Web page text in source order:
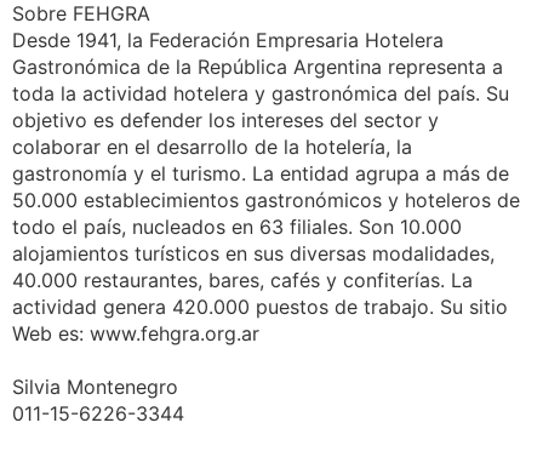
Sobre FEHGRA
Desde 1941, la Federación Empresaria Hotelera
Gastronómica de la República Argentina representa a
toda la actividad hotelera y gastronómica del país. Su
objetivo es defender los intereses del sector y
colaborar en el desarrollo de la hotelería, la
gastronomía y el turismo. La entidad agrupa a más de
50.000 establecimientos gastronómicos y hoteleros de
todo el país, nucleados en 63 filiales. Son 10.000
alojamientos turísticos en sus diversas modalidades,
40.000 restaurantes, bares, cafés y confiterías. La
actividad genera 420.000 puestos de trabajo. Su sitio
Web es: www.fehgra.org.ar
Silvia Montenegro
011-15-6226-3344